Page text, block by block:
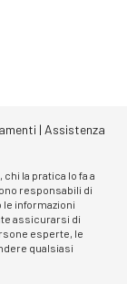
| Assistenza
la pratica lo fa a
responsabili di
informazioni
assicurarsi di
esperte, le
qualsiasi